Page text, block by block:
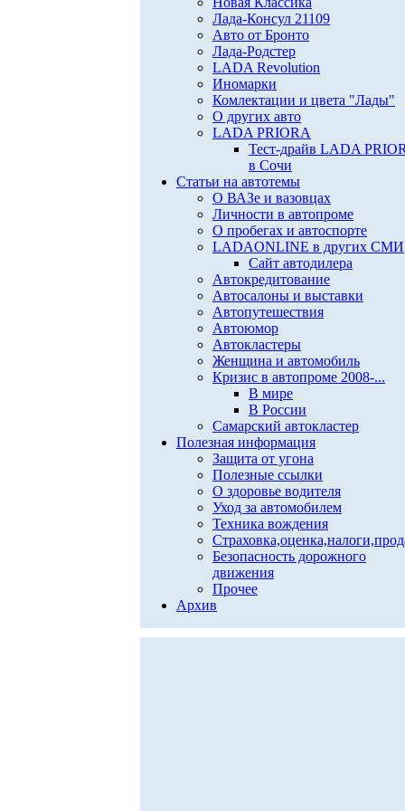
Лада-Консул 21109
Авто от Бронто
Лада-Родстер
LADA Revolution
Иномарки
Комлектации и цвета "Лады"
О других авто
LADA PRIORA
Тест-драйв LADA
в Сочи
Статьи на автотемы
О ВАЗе и вазовцах
Личности в автопроме
О пробегах и автоспорте
LADAONLINE в других СМИ
Сайт автодилера
Автокредитование
Автосалоны и выставки
Автопутешествия
Автоюмор
Автокластеры
Женщина и автомобиль
Кризис в автопроме 2008-...
В мире
В России
Самарский автокластер
Полезная информация
Защита от угона
Полезные ссылки
О здоровье водителя
Уход за автомобилем
Техника вождения
Безопасность дорожного
движения
Прочее
Архив